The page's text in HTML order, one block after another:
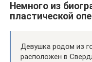
Немного из
пластической
Девушка родом из
расположен в